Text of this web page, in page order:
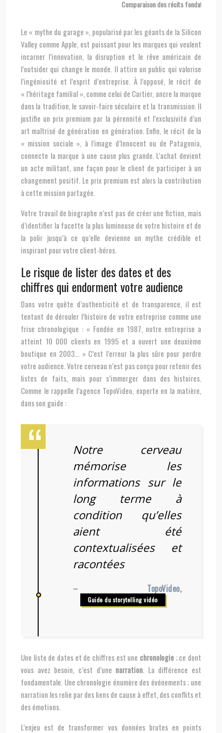
Comparaison des récits fondateurs
Le « mythe du garage », popularisé par les géants de la Silicon
Valley comme Apple, est puissant pour les marques qui veulent
incarner l’innovation, la disruption et le rêve américain de
l’outsider qui change le monde. Il attire un public qui valorise
l’ingéniosité et l’esprit d’entreprise. À l’opposé, le récit de
« l’héritage familial », comme celui de Cartier, ancre la marque
dans la tradition, le savoir-faire séculaire et la transmission. Il
justifie un prix premium par la pérennité et l’exclusivité d’un
art maîtrisé de génération en génération. Enfin, le récit de la
« mission sociale », à l’image d’Innocent ou de Patagonia,
connecte la marque à une cause plus grande. L’achat devient
un acte militant, une façon pour le client de participer à un
changement positif. Le prix premium est alors la contribution
à cette mission partagée.
Votre travail de biographe n’est pas de créer une fiction, mais
d’identifier la facette la plus lumineuse de votre histoire et de
la polir jusqu’à ce qu’elle devienne un mythe crédible et
inspirant pour votre client-héros.
Le risque de lister des dates et des
chiffres qui endorment votre audience
Dans votre quête d’authenticité et de transparence, il est
tentant de dérouler l’histoire de votre entreprise comme une
frise chronologique : « Fondée en 1987, notre entreprise a
atteint 10 000 clients en 1995 et a ouvert une deuxième
boutique en 2003… » C’est l’erreur la plus sûre pour perdre
votre audience. Votre cerveau n’est pas conçu pour retenir des
listes de faits, mais pour s’immerger dans des histoires.
Comme le rappelle l’agence TopoVideo, experte en la matière,
dans son guide :
Notre cerveau
mémorise les
informations sur le
long terme à
condition qu’elles
aient été
contextualisées et
racontées
– TopoVideo,
Guide du storytelling vidéo
Une liste de dates et de chiffres est une chronologie ; ce dont
vous avez besoin, c’est d’une narration . La différence est
fondamentale. Une chronologie énumère des événements ; une
narration les relie par des liens de cause à effet, des conflits et
des émotions.
L’enjeu est de transformer vos données brutes en points